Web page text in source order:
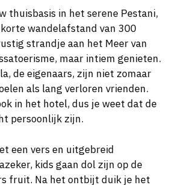
thuisbasis in het serene Pestani,
wandelafstand van 300
strandje aan het Meer van
maar intiem genieten.
de eigenaars, zijn niet zomaar
als lang verloren vrienden.
in het hotel, dus je weet dat de
persoonlijk zijn.
een vers en uitgebreid
kids gaan dol zijn op de
fruit. Na het ontbijt duik je het